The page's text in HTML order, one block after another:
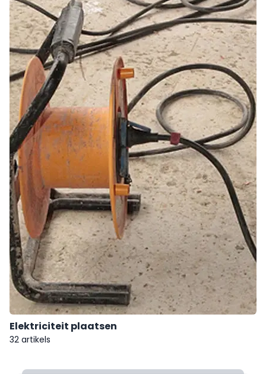
Elektriciteit plaatsen
32 artikels